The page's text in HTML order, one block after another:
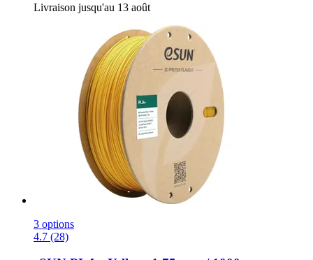
Livraison jusqu'au 13 août
3 options
4.7 (28)